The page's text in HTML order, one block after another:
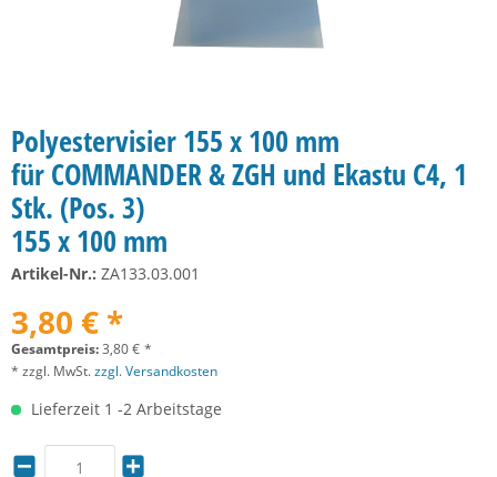
Polyestervisier 155 x 100 mm
für COMMANDER & ZGH und Ekastu C4, 1
Stk. (Pos. 3)
155 x 100 mm
Artikel-Nr.: ZA133.03.001
3,80 € *
Gesamtpreis:3,80€ *
* zzgl. MwSt.zzgl. Versandkosten
Lieferzeit 1 -2 Arbeitstage